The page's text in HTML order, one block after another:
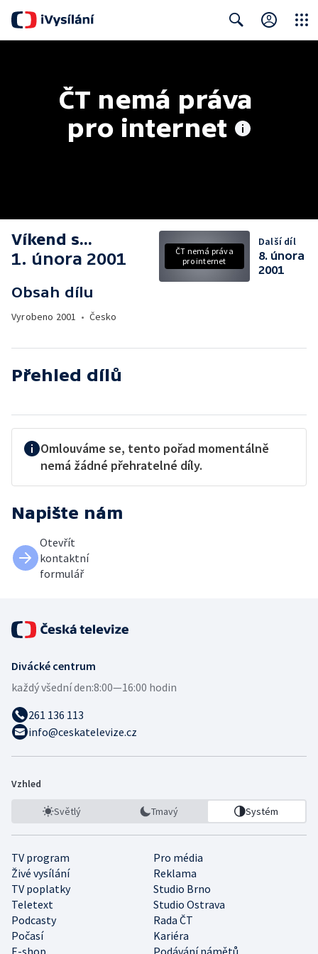
ČT nemá práva
pro internet
Víkend s...
1. února 2001
Obsah dílu
Vyrobeno 2001 • Česko
ČT nemá práva
pro internet
Další díl
8. února
2001
Přehled dílů
Omlouváme se, tento pořad momentálně
nemá žádné přehratelné díly.
Napište nám
Otevřít
kontaktní
formulář
Divácké centrum
každý všední den:8:00—16:00 hodin
261 136 113
info@ceskatelevize.cz
Vzhled
Světlý Tmavý Systém
TV program
Pro média
Živé vysílání
Reklama
TV poplatky
Studio Brno
Teletext
Studio Ostrava
Podcasty
Rada ČT
Počasí
Kariéra
E-shop
Podávání námětů